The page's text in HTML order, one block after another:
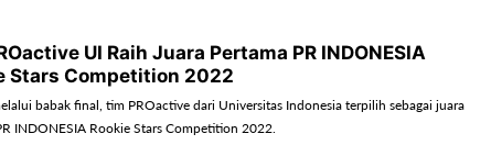
UI Raih Juara Pertama PR INDONESIA
Stars Competition 2022
babak final, tim PROactive dari Universitas Indonesia terpilih sebagai juara
INDONESIA Rookie Stars Competition 2022.